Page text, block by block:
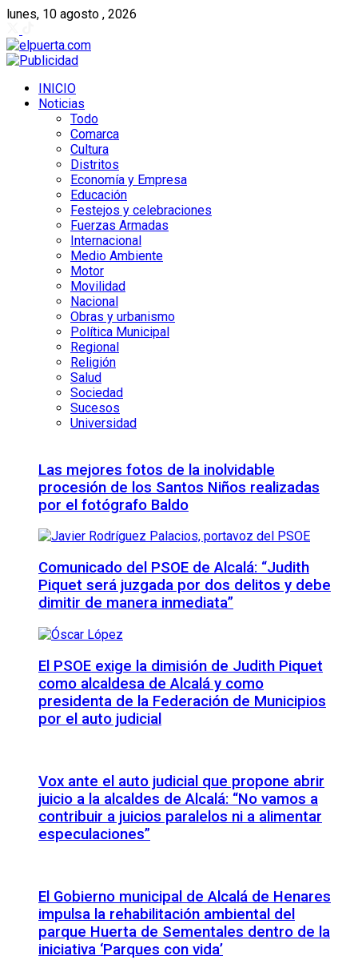
lunes, 10 agosto , 2026
INICIO
Noticias
Todo
Comarca
Cultura
Distritos
Economía y Empresa
Educación
Festejos y celebraciones
Fuerzas Armadas
Internacional
Medio Ambiente
Motor
Movilidad
Nacional
Obras y urbanismo
Política Municipal
Regional
Religión
Salud
Sociedad
Sucesos
Universidad
Las mejores fotos de la inolvidable
procesión de los Santos Niños realizadas
por el fotógrafo Baldo
Comunicado del PSOE de Alcalá: “Judith
Piquet será juzgada por dos delitos y debe
dimitir de manera inmediata”
El PSOE exige la dimisión de Judith Piquet
como alcaldesa de Alcalá y como
presidenta de la Federación de Municipios
por el auto judicial
Vox ante el auto judicial que propone abrir
juicio a la alcaldes de Alcalá: “No vamos a
contribuir a juicios paralelos ni a alimentar
especulaciones”
El Gobierno municipal de Alcalá de Henares
impulsa la rehabilitación ambiental del
parque Huerta de Sementales dentro de la
iniciativa ‘Parques con vida’